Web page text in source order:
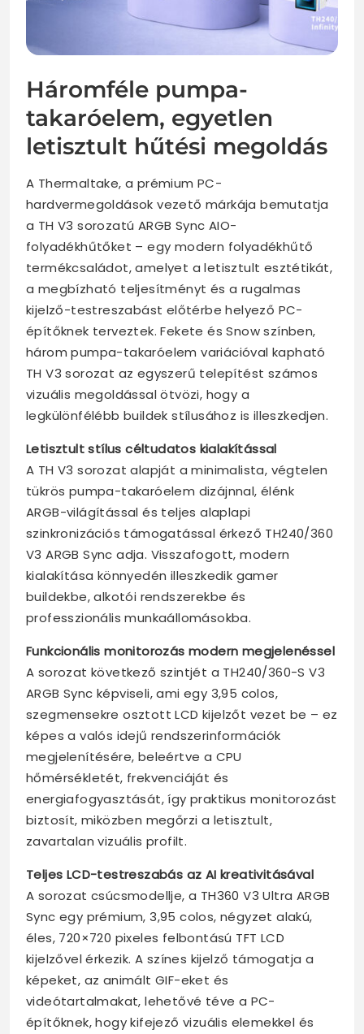
Háromféle pumpa-
takaróelem, egyetlen
letisztult hűtési megoldás
A Thermaltake, a prémium PC-
hardvermegoldások vezető márkája bemutatja
a TH V3 sorozatú ARGB Sync AIO-
folyadékhűtőket – egy modern folyadékhűtő
termékcsaládot, amelyet a letisztult esztétikát,
a megbízható teljesítményt és a rugalmas
kijelző-testreszabást előtérbe helyező PC-
építőknek terveztek. Fekete és Snow színben,
három pumpa-takaróelem variációval kapható
TH V3 sorozat az egyszerű telepítést számos
vizuális megoldással ötvözi, hogy a
legkülönfélébb buildek stílusához is illeszkedjen.
Letisztult stílus céltudatos kialakítással
A TH V3 sorozat alapját a minimalista, végtelen
tükrös pumpa-takaróelem dizájnnal, élénk
ARGB-világítással és teljes alaplapi
szinkronizációs támogatással érkező TH240/360
V3 ARGB Sync adja. Visszafogott, modern
kialakítása könnyedén illeszkedik gamer
buildekbe, alkotói rendszerekbe és
professzionális munkaállomásokba.
Funkcionális monitorozás modern megjelenéssel
A sorozat következő szintjét a TH240/360-S V3
ARGB Sync képviseli, ami egy 3,95 colos,
szegmensekre osztott LCD kijelzőt vezet be – ez
képes a valós idejű rendszerinformációk
megjelenítésére, beleértve a CPU
hőmérsékletét, frekvenciáját és
energiafogyasztását, így praktikus monitorozást
biztosít, miközben megőrzi a letisztult,
zavartalan vizuális profilt.
Teljes LCD-testreszabás az AI kreativitásával
A sorozat csúcsmodellje, a TH360 V3 Ultra ARGB
Sync egy prémium, 3,95 colos, négyzet alakú,
éles, 720×720 pixeles felbontású TFT LCD
kijelzővel érkezik. A színes kijelző támogatja a
képeket, az animált GIF-eket és
videótartalmakat, lehetővé téve a PC-
építőknek, hogy kifejező vizuális elemekkel és